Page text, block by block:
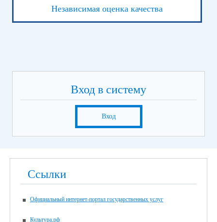
Независимая оценка качества
Вход в систему
Вход
Ссылки
Официальный интернет-портал государственных услуг
Культура.рф